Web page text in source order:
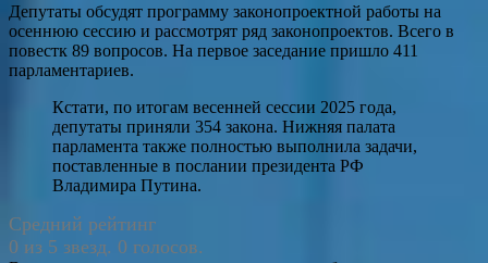
Депутаты обсудят программу законопроектной работы на
осеннюю сессию и рассмотрят ряд законопроектов. Всего в
повестк 89 вопросов. На первое заседание пришло 411
парламентариев.
Кстати, по итогам весенней сессии 2025 года,
депутаты приняли 354 закона. Нижняя палата
парламента также полностью выполнила задачи,
поставленные в послании президента РФ
Владимира Путина.
Средний рейтинг
0 из 5 звезд. 0 голосов.